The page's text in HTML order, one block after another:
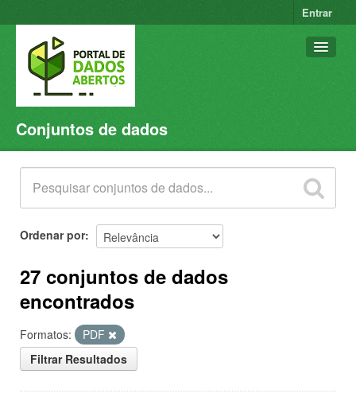
Entrar
Conjuntos de dados
Organizações
Grupos
Sobre
Conjuntos de dados
Ordenar por
27 conjuntos de dados
encontrados
Formatos:
PDF
Filtrar Resultados